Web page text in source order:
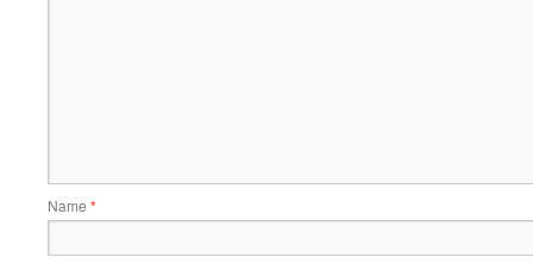
Name *